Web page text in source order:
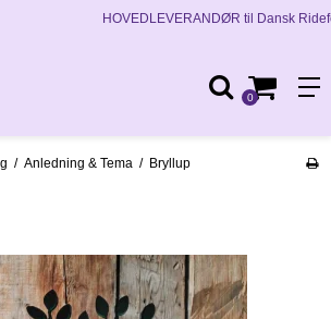
til Dansk Rideforbund & Dansk Varmblod
0
/ Anledning & Tema / Bryllup